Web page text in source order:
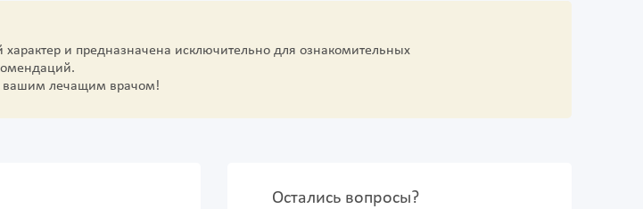
и предназначена исключительно для ознакомительных
вашим лечащим врачом!
Остались вопросы?